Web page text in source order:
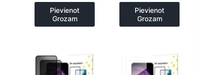
Pievienot
Grozam
Pievienot
Grozam